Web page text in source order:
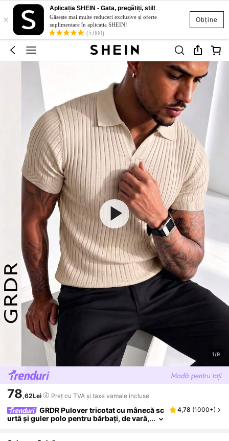
Obține
×
Aplicația SHEIN - Gata, pregătiți, stil!
Găsește mai multe reduceri exclusive și oferte
suplimentare în aplicația SHEIN!
(5,000)
1/9
78,62Lei Preț cu TVA și taxe vamale incluse
GRDR Pulover tricotat cu mânecă sc
urtă și guler polo pentru bărbați, de vară,
4,78 (1000+)